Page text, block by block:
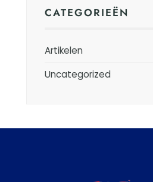
CATEGORIEËN
Artikelen
Uncategorized